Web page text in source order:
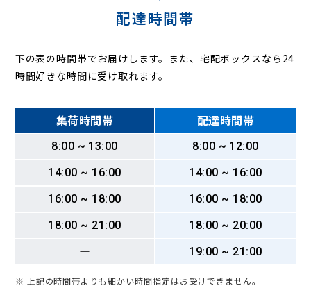
配達時間帯
下の表の時間帯でお届けします。また、宅配ボックスなら24
時間好きな時間に受け取れます。
集荷時間帯 配達時間帯
8:00 ~ 13:00
8:00 ~ 12:00
14:00 ~ 16:00
14:00 ~ 16:00
16:00 ~ 18:00
16:00 ~ 18:00
18:00 ~ 21:00
18:00 ~ 20:00
ー
19:00 ~ 21:00
※ 上記の時間帯よりも細かい時間指定はお受けできません。